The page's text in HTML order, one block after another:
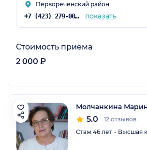
Первореченский район
+7 (423) 279-00-00 показать
Стоимость приёма
2 000 ₽
Молчанкина
5.0
12 отзывов
Стаж 46 лет
Высшая